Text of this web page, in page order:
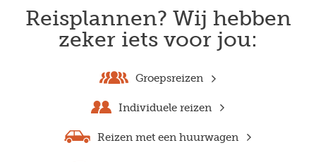
Reisplannen? Wij hebben
zeker iets voor jou:
Groepsreizen
Individuele reizen
Reizen met een huurwagen